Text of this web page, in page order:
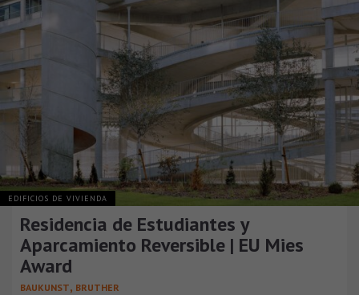
EDIFICIOS DE VIVIENDA
Residencia de Estudiantes y
Aparcamiento Reversible | EU Mies
Award
BAUKUNST, BRUTHER